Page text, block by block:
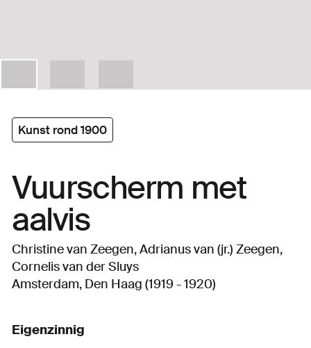
Kunst rond 1900
Vuurscherm met
aalvis
Christine van Zeegen, Adrianus van (jr.) Zeegen,
Cornelis van der Sluys
Amsterdam, Den Haag (1919 - 1920)
Eigenzinnig